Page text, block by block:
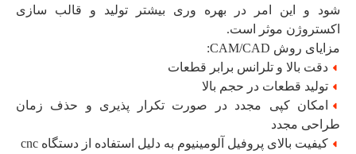
شود و این امر در بهره وری بیشتر تولید و قالب سازی
اکستروژن موثر است.
مزایای روش CAM/CAD:
دقت بالا و تلرانس برابر قطعات
تولید قطعات در حجم بالا
امکان کپی مجدد در صورت تکرار پذیری و حذف زمان
طراحی مجدد
کیفیت بالای پروفیل آلومینیوم به دلیل استفاده از دستگاه cnc